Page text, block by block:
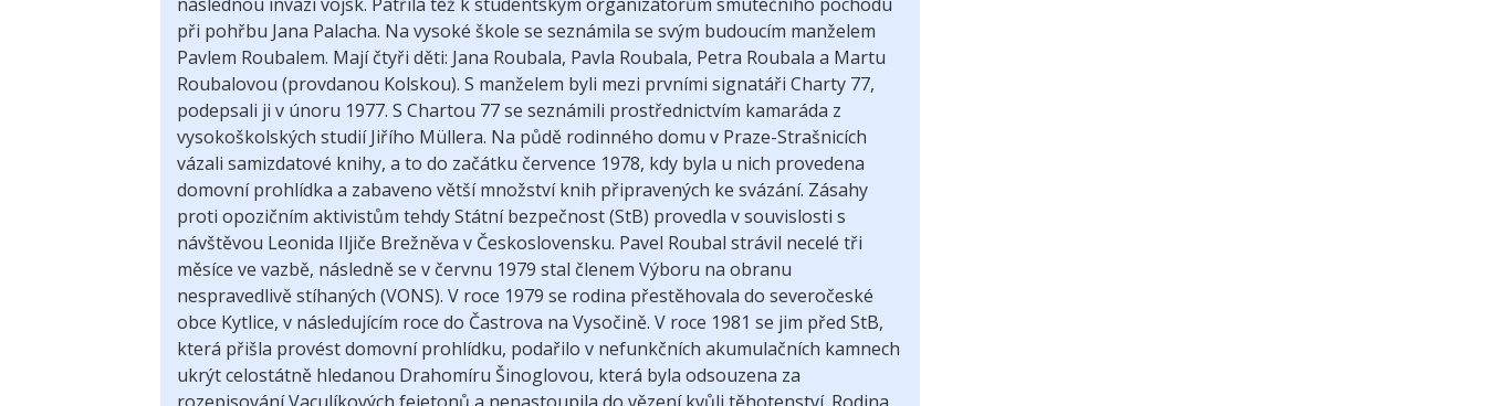
při pohřbu Jana Palacha. Na vysoké škole se seznámila se svým budoucím manželem
Pavlem Roubalem. Mají čtyři děti: Jana Roubala, Pavla Roubala, Petra Roubala a Martu
Roubalovou (provdanou Kolskou). S manželem byli mezi prvními signatáři Charty 77,
podepsali ji v únoru 1977. S Chartou 77 se seznámili prostřednictvím kamaráda z
vysokoškolských studií Jiřího Müllera. Na půdě rodinného domu v Praze-Strašnicích
vázali samizdatové knihy, a to do začátku července 1978, kdy byla u nich provedena
domovní prohlídka a zabaveno větší množství knih připravených ke svázání. Zásahy
proti opozičním aktivistům tehdy Státní bezpečnost (StB) provedla v souvislosti s
návštěvou Leonida Iljiče Brežněva v Československu. Pavel Roubal strávil necelé tři
měsíce ve vazbě, následně se v červnu 1979 stal členem Výboru na obranu
nespravedlivě stíhaných (VONS). V roce 1979 se rodina přestěhovala do severočeské
obce Kytlice, v následujícím roce do Častrova na Vysočině. V roce 1981 se jim před StB,
která přišla provést domovní prohlídku, podařilo v nefunkčních akumulačních kamnech
ukrýt celostátně hledanou Drahomíru Šinoglovou, která byla odsouzena za